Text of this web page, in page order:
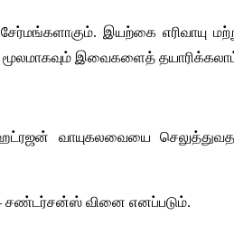
சேர்மங்களாகும். இயற்கை எரிவாயு
மூலமாகவும் இவைகளைத்
வாயுகலவையை
சண்டர்சன்ஸ் வினை எனப்படும்.